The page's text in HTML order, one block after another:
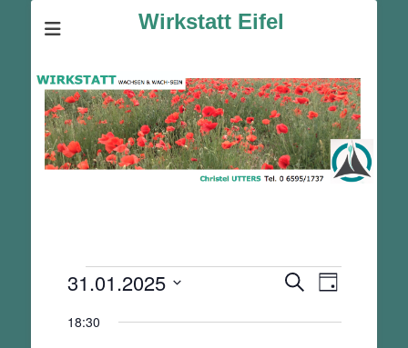
Wirkstatt Eifel
Veranstaltungen
31.
und
Suche
Ansichten-
Tag
31.01.2025
wählen.
18:30